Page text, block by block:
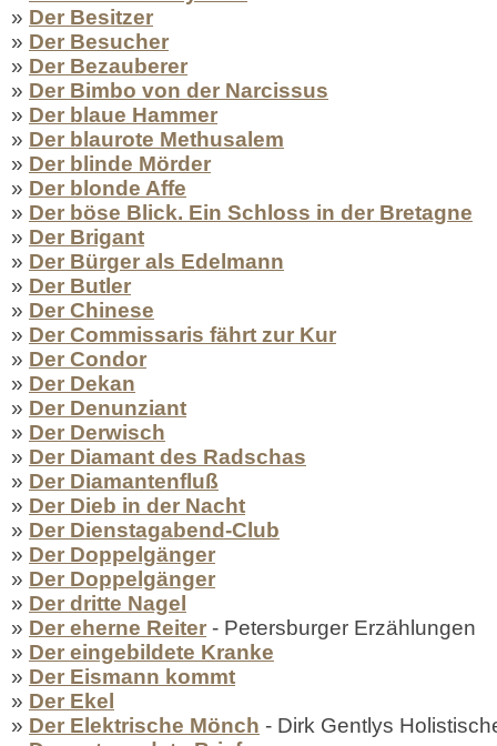
» Der Besitzer
» Der Besucher
» Der Bezauberer
» Der Bimbo von der Narcissus
» Der blaue Hammer
» Der blaurote Methusalem
» Der blinde Mörder
» Der blonde Affe
» Der böse Blick. Ein Schloss in der Bretagne
» Der Brigant
» Der Bürger als Edelmann
» Der Butler
» Der Chinese
» Der Commissaris fährt zur Kur
» Der Condor
» Der Dekan
» Der Denunziant
» Der Derwisch
» Der Diamant des Radschas
» Der Diamantenfluß
» Der Dieb in der Nacht
» Der Dienstagabend-Club
» Der Doppelgänger
» Der Doppelgänger
» Der dritte Nagel
» Der eherne Reiter - Petersburger Erzählungen
» Der eingebildete Kranke
» Der Eismann kommt
» Der Ekel
» Der Elektrische Mönch - Dirk Gentlys